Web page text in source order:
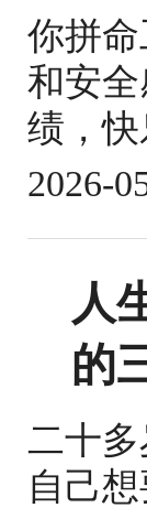
你拼
和安
绩，
2026-
人
的
二十
自己